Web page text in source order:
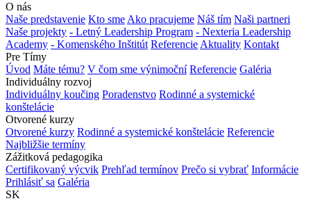
O nás
Naše predstavenie Kto sme Ako pracujeme Náš tím Naši partneri
Naše projekty - Letný Leadership Program - Nexteria Leadership
Academy - Komenského Inštitút Referencie Aktuality Kontakt
Pre Tímy
Úvod Máte tému? V čom sme výnimoční Referencie Galéria
Individuálny rozvoj
Individuálny koučing Poradenstvo Rodinné a systemické
konštelácie
Otvorené kurzy
Otvorené kurzy Rodinné a systemické konštelácie Referencie
Najbližšie termíny
Zážitková pedagogika
Certifikovaný výcvik Prehľad termínov Prečo si vybrať Informácie
Prihlásiť sa Galéria
SK